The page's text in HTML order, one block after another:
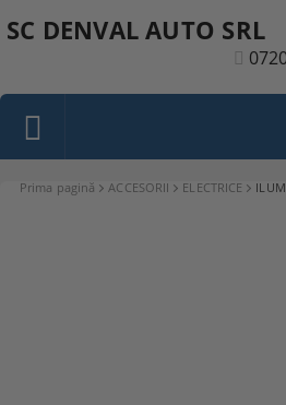
SC DENVAL AUTO SRL
Prima pagină ACCESORII ELECTRICE